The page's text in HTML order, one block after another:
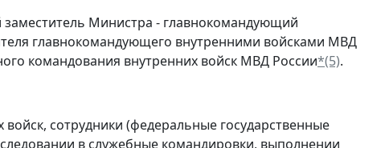
заместитель Министра - главнокомандующий
главнокомандующего внутренними войсками МВД
командования внутренних войск МВД России*(5).
сотрудники (федеральные государственные
в служебные командировки, выполнении